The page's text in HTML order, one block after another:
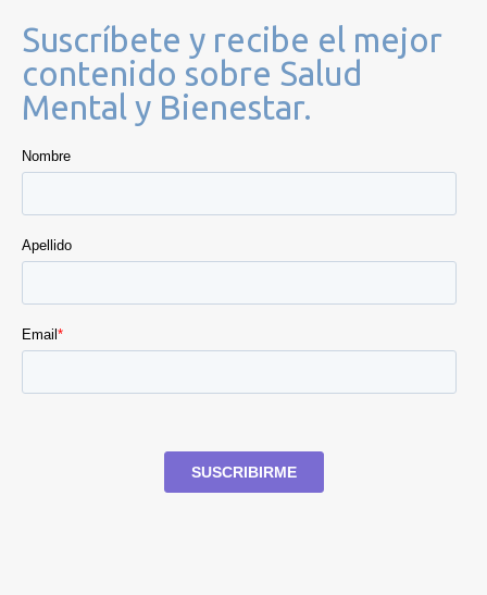
Suscríbete y recibe el mejor
contenido sobre Salud
Mental y Bienestar.